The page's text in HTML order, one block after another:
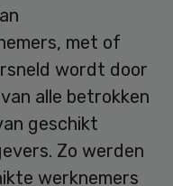
met of
wordt door
alle betrokken
geschikt
Zo werden
werknemers